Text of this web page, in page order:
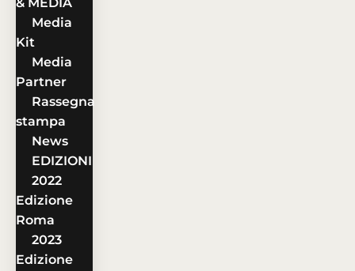
Media
Kit
Media
Partner
Rassegna
stampa
News
EDIZIONI
2022
Edizione
Roma
2023
Edizione